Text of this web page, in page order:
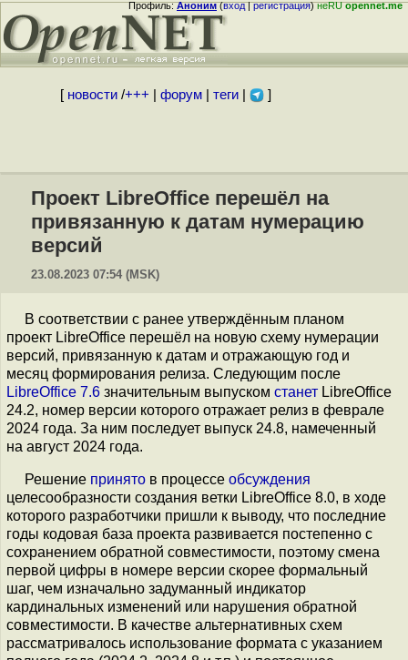
Профиль:Аноним(вход|регистрация)неRUopennet.me
[ новости/+++ форум| теги| ]
Проект LibreOffice перешёл на
привязанную к датам нумерацию
версий
23.08.2023 07:54 (MSK)
В соответствии с ранее утверждённым планом
проект LibreOffice перешёл на новую схему нумерации
версий, привязанную к датам и отражающую год и
месяц формирования релиза. Следующим после
LibreOffice 7.6 значительным выпуском станет LibreOffice
24.2, номер версии которого отражает релиз в феврале
2024 года. За ним последует выпуск 24.8, намеченный
на август 2024 года.
Решение принято в процессе обсуждения
целесообразности создания ветки LibreOffice 8.0, в ходе
которого разработчики пришли к выводу, что последние
годы кодовая база проекта развивается постепенно с
сохранением обратной совместимости, поэтому смена
первой цифры в номере версии скорее формальный
шаг, чем изначально задуманный индикатор
кардинальных изменений или нарушения обратной
совместимости. В качестве альтернативных схем
рассматривалось использование формата с указанием